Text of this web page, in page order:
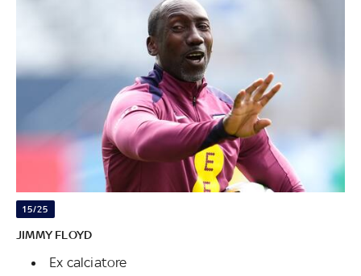
15/25
JIMMY FLOYD
Ex calciatore